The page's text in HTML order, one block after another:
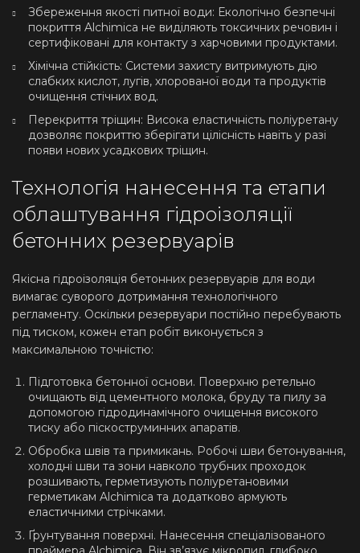
Збереження якості питної води: Екологічно безпечні
покриття Alchimica не виділяють токсичних речовин і
сертифіковані для контакту з харчовими продуктами.
Хімічна стійкість: Системи захисту витримують дію
слабких кислот, лугів, хлорованої води та продуктів
очищення стічних вод.
Перекриття тріщин: Висока еластичність поліуретану
дозволяє покриттю зберігати цілісність навіть у разі
появи нових усадкових тріщин.
Технологія нанесення та етапи
облаштування гідроізоляції
бетонних резервуарів
Якісна гідроізоляція бетонних резервуарів для води
вимагає суворого дотримання технологічного
регламенту. Оскільки резервуари постійно перебувають
під тиском, кожен етап робіт виконується з
максимальною точністю:
Підготовка бетонної основи. Поверхню ретельно
очищають від цементного молока, бруду та пилу за
допомогою гідродинамічного очищення високого
тиску або піскоструминних апаратів.
Обробка швів та примикань. Робочі шви бетонування,
холодні шви та зони навколо трубних проходок
розшивають, герметизують поліуретановими
герметикам Alchimica та додатково армують
еластичними стрічками.
Ґрунтування поверхні. Нанесення спеціалізованого